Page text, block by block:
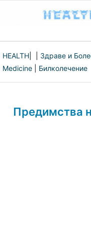
HEALTH Здраве и
Medicine
Билколечение
Предимства